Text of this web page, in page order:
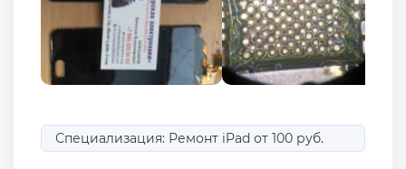
Специализация: Ремонт iPad от 100 руб.